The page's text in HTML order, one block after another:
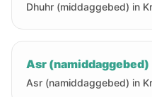
Dhuhr (middaggebed) in
Asr (namiddaggebed)
Asr (namiddaggebed) in